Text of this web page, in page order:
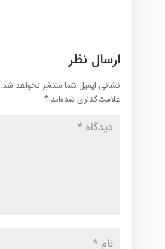
ارسال نظر
نشانی ایمیل شما منتشر نخواهد شد.
علامت‌گذاری شده‌اند *